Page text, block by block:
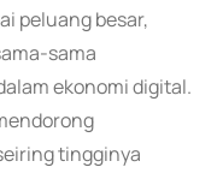
peluang besar,
sama
ekonomi digital.
tingginya